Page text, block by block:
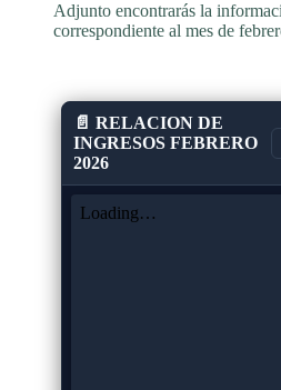
Adjunto encontrarás la
correspondiente al mes de
📄 RELACION DE
INGRESOS FEBRERO
2026